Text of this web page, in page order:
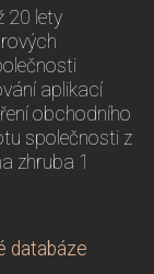
20 lety
aplikací
obchodního
společnosti z
zhruba 1
databáze